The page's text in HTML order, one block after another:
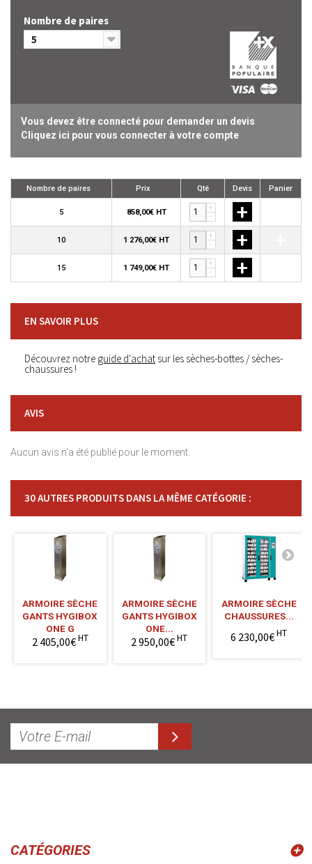
Nombre de paires
5
Vous devez être connecté pour demander un devis
Cliquez ici pour vous connecter à votre compte
Nombre de paires Prix Qté Devis Panier
5 858,00€ HT
+
-
+
10 1 276,00€ HT
+
-
+
15 1 749,00€ HT
+
-
+
EN SAVOIR PLUS
Découvrez notre guide d'achat sur les sèches-bottes / sèches-
chaussures !
AVIS
Aucun avis n'a été publié pour le moment.
30 AUTRES PRODUITS DANS LA MÊME CATÉGORIE :
ARMOIRE SÈCHE
GANTS HYGIBOX
ONE G
2 405,00€HT
ARMOIRE SÈCHE
GANTS HYGIBOX
ONE...
2 950,00€ HT
ARMOIRE SÈCHE
CHAUSSURES...
6 230,00€HT
CATÉGORIES